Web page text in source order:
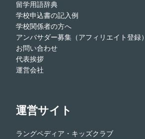
留学用語辞典
学校申込書の記入例
学校関係者の方へ
アンバサダー募集（アフィリエイト登録）
お問い合わせ
代表挨拶
運営会社
運営サイト
ラングペディア・キッズクラブ